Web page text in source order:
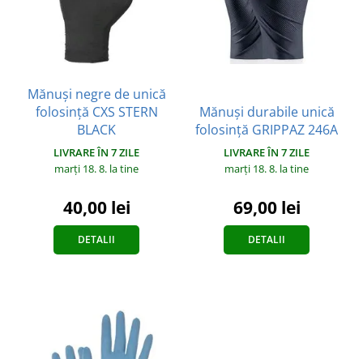
Mănuși negre de unică
folosință CXS STERN
BLACK
LIVRARE ÎN 7 ZILE
marți 18. 8. la tine
40,00 lei
DETALII
Mănuși durabile unică
folosință GRIPPAZ 246A
LIVRARE ÎN 7 ZILE
marți 18. 8. la tine
69,00 lei
DETALII